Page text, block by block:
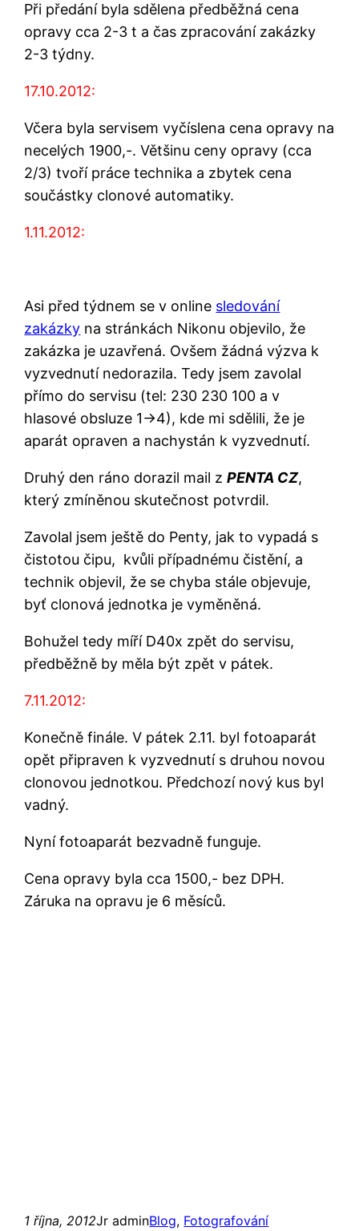
Při předání byla sdělena předběžná cena
opravy cca 2-3 t a čas zpracování zakázky
2-3 týdny.
17.10.2012:
Včera byla servisem vyčíslena cena opravy na
necelých 1900,-. Většinu ceny opravy (cca
2/3) tvoří práce technika a zbytek cena
součástky clonové automatiky.
1.11.2012:
Asi před týdnem se v online sledování
zakázky na stránkách Nikonu objevilo, že
zakázka je uzavřená. Ovšem žádná výzva k
vyzvednutí nedorazila. Tedy jsem zavolal
přímo do servisu (tel: 230 230 100 a v
hlasové obsluze 1->4), kde mi sdělili, že je
aparát opraven a nachystán k vyzvednutí.
Druhý den ráno dorazil mail zPENTA CZ,
který zmíněnou skutečnost potvrdil.
Zavolal jsem ještě do Penty, jak to vypadá s
čistotou čipu, kvůli případnému čistění, a
technik objevil, že se chyba stále objevuje,
byť clonová jednotka je vyměněná.
Bohužel tedy míří D40x zpět do servisu,
předběžně by měla být zpět v pátek.
7.11.2012:
Konečně finále. V pátek 2.11. byl fotoaparát
opět připraven k vyzvednutí s druhou novou
clonovou jednotkou. Předchozí nový kus byl
vadný.
Nyní fotoaparát bezvadně funguje.
Cena opravy byla cca 1500,- bez DPH.
Záruka na opravu je 6 měsíců.
1 října, 2012Jr adminBlog, Fotografování